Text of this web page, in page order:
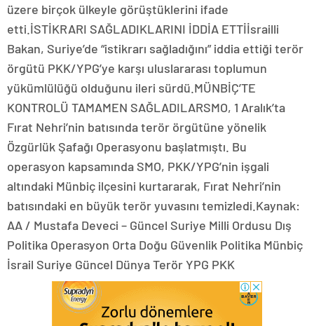
üzere birçok ülkeyle görüştüklerini ifade
etti.İSTİKRARI SAĞLADIKLARINI İDDİA ETTİİsrailli
Bakan, Suriye’de “istikrarı sağladığını” iddia ettiği terör
örgütü PKK/YPG’ye karşı uluslararası toplumun
yükümlülüğü olduğunu ileri sürdü.MÜNBİÇ’TE
KONTROLÜ TAMAMEN SAĞLADILARSMO, 1 Aralık’ta
Fırat Nehri’nin batısında terör örgütüne yönelik
Özgürlük Şafağı Operasyonu başlatmıştı. Bu
operasyon kapsamında SMO, PKK/YPG’nin işgali
altındaki Münbiç ilçesini kurtararak, Fırat Nehri’nin
batısındaki en büyük terör yuvasını temizledi.Kaynak:
AA / Mustafa Deveci – Güncel Suriye Milli Ordusu Dış
Politika Operasyon Orta Doğu Güvenlik Politika Münbiç
İsrail Suriye Güncel Dünya Terör YPG PKK